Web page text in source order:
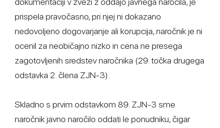
prispela pravočasno, pri njej ni dokazano
nedovoljeno dogovarjanje ali korupcija, naročnik je ni
ocenil za neobičajno nizko in cena ne presega
zagotovljenih sredstev naročnika (29. točka drugega
odstavka 2. člena ZJN-3).
Skladno s prvim odstavkom 89. ZJN-3 sme
naročnik javno naročilo oddati le ponudniku, čigar